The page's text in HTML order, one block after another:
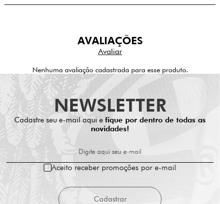
AVALIAÇÕES
Nenhuma avaliação cadastrada para esse produto.
NEWSLETTER
Cadastre seu e-mail aqui e fique por dentro de todas as
novidades!
Digite aqui seu e-mail
Cadastrar
Aceito receber promoções por e-mail